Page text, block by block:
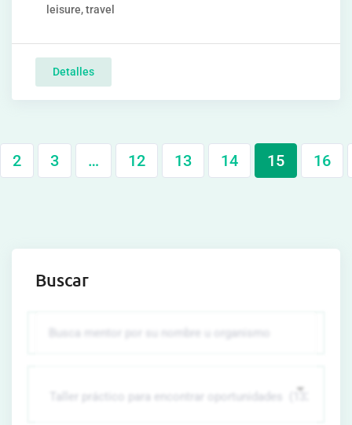
leisure, travel
Detalles
2 3 … 12 13 14 15 16
Buscar